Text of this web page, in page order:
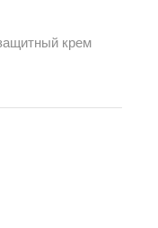
крем